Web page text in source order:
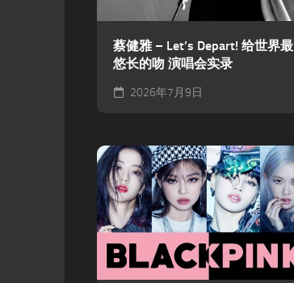
蔡健雅 – Let’s Depart! 给世界最
悠长的吻 演唱会实录
2026年7月9日